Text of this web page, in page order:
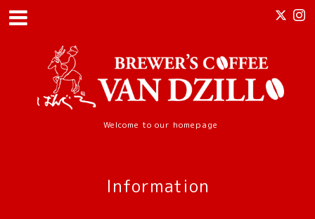
Welcome to our homepage
Information